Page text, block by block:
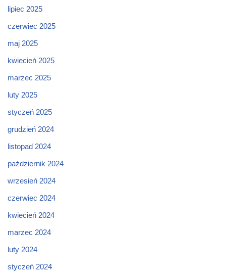
lipiec 2025
czerwiec 2025
maj 2025
kwiecień 2025
marzec 2025
luty 2025
styczeń 2025
grudzień 2024
listopad 2024
październik 2024
wrzesień 2024
czerwiec 2024
kwiecień 2024
marzec 2024
luty 2024
styczeń 2024